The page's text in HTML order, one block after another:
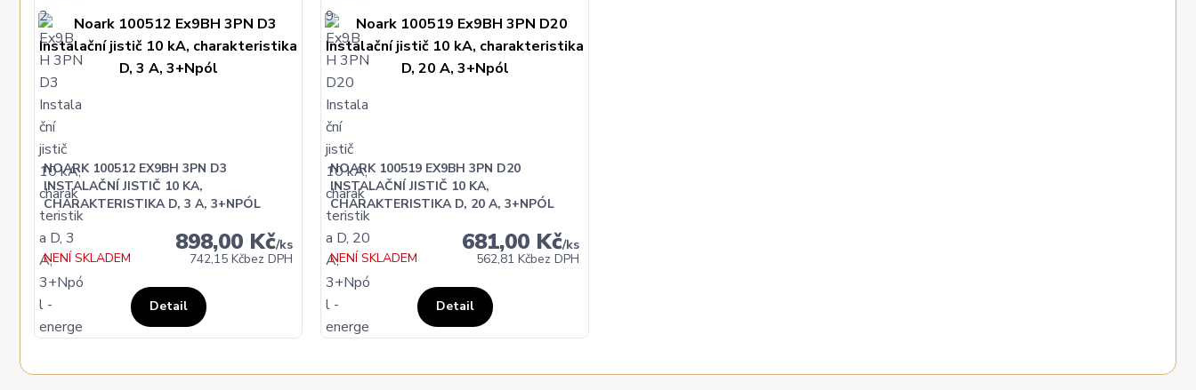
NOARK 100512 EX9BH 3PN D3
INSTALAČNÍ JISTIČ 10 KA,
CHARAKTERISTIKA D, 3 A, 3+NPÓL
898,00 Kč/ks
742,15 Kčbez DPH
NENÍ SKLADEM
Detail
NOARK 100519 EX9BH 3PN D20
INSTALAČNÍ JISTIČ 10 KA,
CHARAKTERISTIKA D, 20 A, 3+NPÓL
681,00 Kč/ks
562,81 Kčbez DPH
NENÍ SKLADEM
Detail